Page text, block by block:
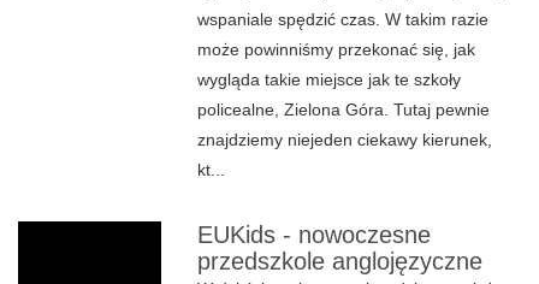
wspaniale spędzić czas. W takim razie
może powinniśmy przekonać się, jak
wygląda takie miejsce jak te szkoły
policealne, Zielona Góra. Tutaj pewnie
znajdziemy niejeden ciekawy kierunek,
kt...
EUKids - nowoczesne
przedszkole anglojęzyczne